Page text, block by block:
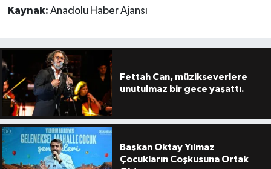
Kaynak: Anadolu Haber Ajansı
Fettah Can, müzikseverlere
unutulmaz bir gece yaşattı.
Başkan Oktay Yılmaz
Çocukların Coşkusuna Ortak